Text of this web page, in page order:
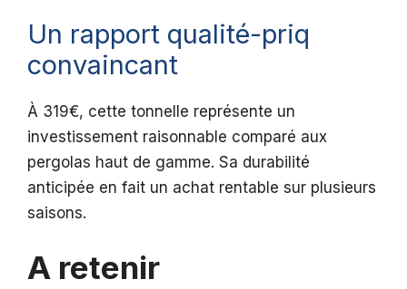
Un rapport qualité-priq
convaincant
À 319€, cette tonnelle représente un
investissement raisonnable comparé aux
pergolas haut de gamme. Sa durabilité
anticipée en fait un achat rentable sur plusieurs
saisons.
A retenir